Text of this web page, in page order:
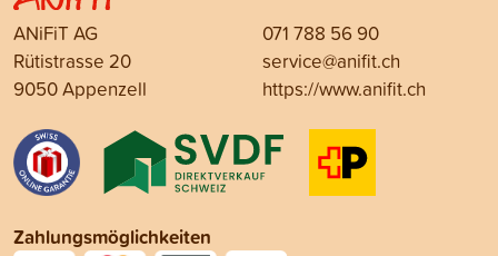
ANiFiT AG
Rütistrasse 20
9050 Appenzell
071 788 56 90
service@anifit.ch
https://www.anifit.ch
Zahlungsmöglichkeiten